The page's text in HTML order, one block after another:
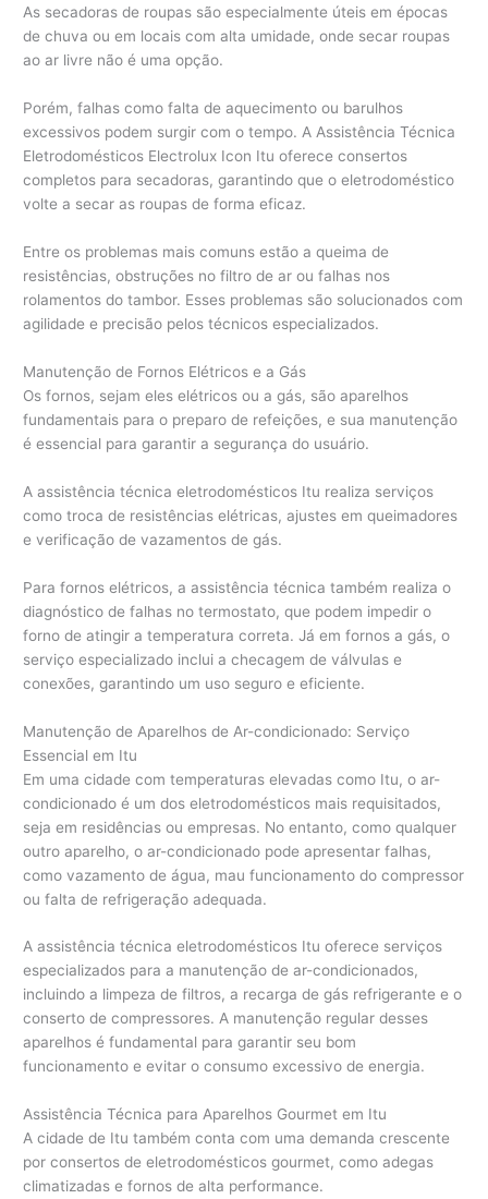
As secadoras de roupas são especialmente úteis em épocas
de chuva ou em locais com alta umidade, onde secar roupas
ao ar livre não é uma opção.
Porém, falhas como falta de aquecimento ou barulhos
excessivos podem surgir com o tempo. A Assistência Técnica
Eletrodomésticos Electrolux Icon Itu oferece consertos
completos para secadoras, garantindo que o eletrodoméstico
volte a secar as roupas de forma eficaz.
Entre os problemas mais comuns estão a queima de
resistências, obstruções no filtro de ar ou falhas nos
rolamentos do tambor. Esses problemas são solucionados com
agilidade e precisão pelos técnicos especializados.
Manutenção de Fornos Elétricos e a Gás
Os fornos, sejam eles elétricos ou a gás, são aparelhos
fundamentais para o preparo de refeições, e sua manutenção
é essencial para garantir a segurança do usuário.
A assistência técnica eletrodomésticos Itu realiza serviços
como troca de resistências elétricas, ajustes em queimadores
e verificação de vazamentos de gás.
Para fornos elétricos, a assistência técnica também realiza o
diagnóstico de falhas no termostato, que podem impedir o
forno de atingir a temperatura correta. Já em fornos a gás, o
serviço especializado inclui a checagem de válvulas e
conexões, garantindo um uso seguro e eficiente.
Manutenção de Aparelhos de Ar-condicionado: Serviço
Essencial em Itu
Em uma cidade com temperaturas elevadas como Itu, o ar-
condicionado é um dos eletrodomésticos mais requisitados,
seja em residências ou empresas. No entanto, como qualquer
outro aparelho, o ar-condicionado pode apresentar falhas,
como vazamento de água, mau funcionamento do compressor
ou falta de refrigeração adequada.
A assistência técnica eletrodomésticos Itu oferece serviços
especializados para a manutenção de ar-condicionados,
incluindo a limpeza de filtros, a recarga de gás refrigerante e o
conserto de compressores. A manutenção regular desses
aparelhos é fundamental para garantir seu bom
funcionamento e evitar o consumo excessivo de energia.
Assistência Técnica para Aparelhos Gourmet em Itu
A cidade de Itu também conta com uma demanda crescente
por consertos de eletrodomésticos gourmet, como adegas
climatizadas e fornos de alta performance.